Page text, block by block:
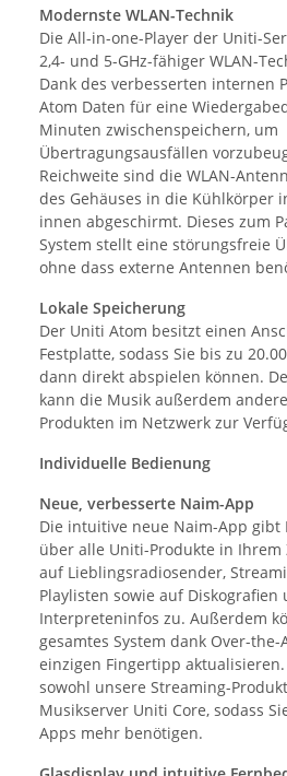
Modernste WLAN-Technik
Die All-in-one-Player der Uniti-
2,4- und 5-GHz-fähiger WLAN-
Dank des verbesserten internen
Atom Daten für eine
Minuten zwischenspeichern, um
Übertragungsausfällen
Reichweite sind die WLAN-
des Gehäuses in die Kühlkörper
innen abgeschirmt. Dieses zum
System stellt eine störungsfreie
ohne dass externe Antennen
Lokale Speicherung
Der Uniti Atom besitzt einen
Festplatte, sodass Sie bis zu
dann direkt abspielen können.
kann die Musik außerdem
Produkten im Netzwerk zur
Individuelle Bedienung
Neue, verbesserte Naim-App
Die intuitive neue Naim-App gibt
über alle Uniti-Produkte in Ihrem
auf Lieblingsradiosender,
Playlisten sowie auf Diskografien
Interpreteninfos zu. Außerdem
gesamtes System dank Over-
einzigen Fingertipp
sowohl unsere Streaming-
Musikserver Uniti Core, sodass
Apps mehr benötigen.